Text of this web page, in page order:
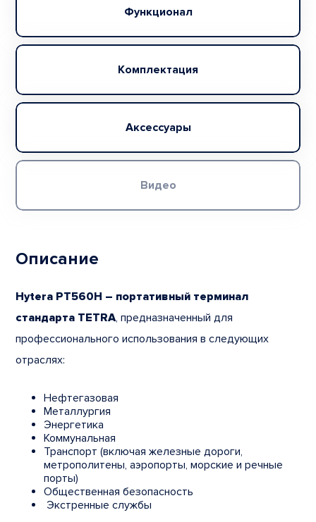
Функционал
Комплектация
Аксессуары
Видео
Описание
Hytera PT560H – портативный терминал
стандарта TETRA, предназначенный для
профессионального использования в следующих
отраслях:
Нефтегазовая
Металлургия
Энергетика
Коммунальная
Транспорт (включая железные дороги,
метрополитены, аэропорты, морские и речные
порты)
Общественная безопасность
Экстренные службы